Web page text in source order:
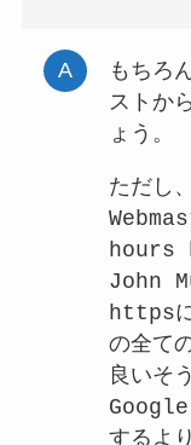
もちろ
ストか
ょう。
ただし
hours
John
httpsに
の全て
良いそ
Google
するよ